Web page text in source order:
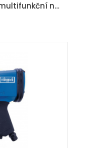
AERO 2 SPADE - pneumatický multifunkční nástroj 5 v 1